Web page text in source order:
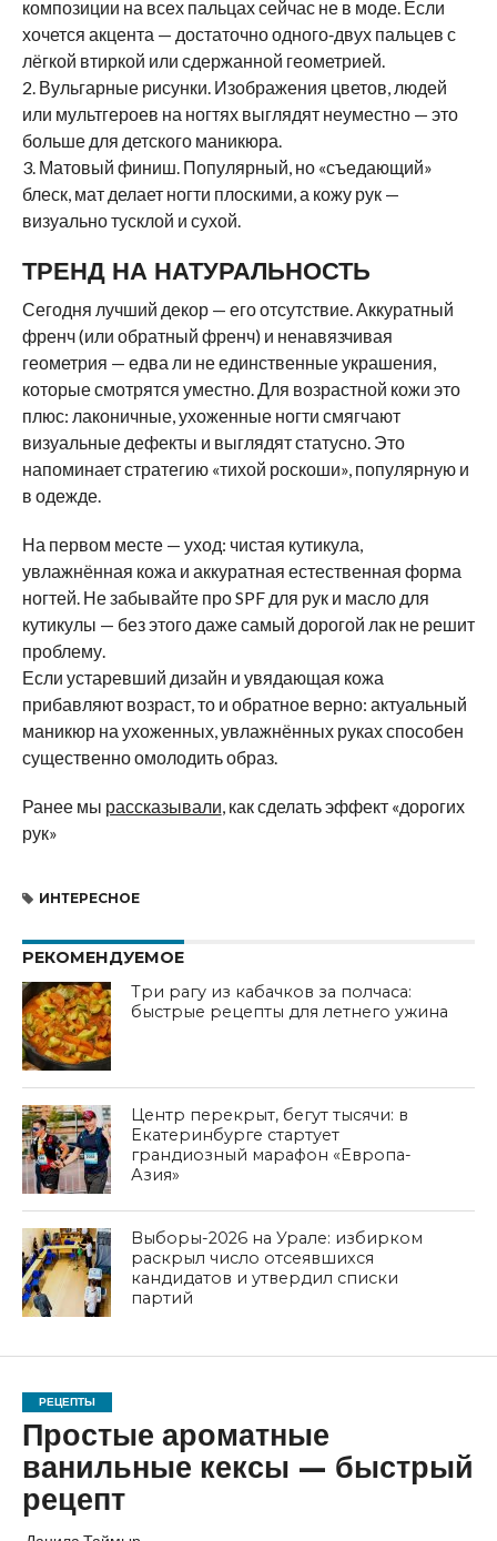
композиции на всех пальцах сейчас не в моде. Если
хочется акцента — достаточно одного‑двух пальцев с
лёгкой втиркой или сдержанной геометрией.
2. Вульгарные рисунки. Изображения цветов, людей
или мультгероев на ногтях выглядят неуместно — это
больше для детского маникюра.
3. Матовый финиш. Популярный, но «съедающий»
блеск, мат делает ногти плоскими, а кожу рук —
визуально тусклой и сухой.
ТРЕНД НА НАТУРАЛЬНОСТЬ
Сегодня лучший декор — его отсутствие. Аккуратный
френч (или обратный френч) и ненавязчивая
геометрия — едва ли не единственные украшения,
которые смотрятся уместно. Для возрастной кожи это
плюс: лаконичные, ухоженные ногти смягчают
визуальные дефекты и выглядят статусно. Это
напоминает стратегию «тихой роскоши», популярную и
в одежде.
На первом месте — уход: чистая кутикула,
увлажнённая кожа и аккуратная естественная форма
ногтей. Не забывайте про SPF для рук и масло для
кутикулы — без этого даже самый дорогой лак не решит
проблему.
Если устаревший дизайн и увядающая кожа
прибавляют возраст, то и обратное верно: актуальный
маникюр на ухоженных, увлажнённых руках способен
существенно омолодить образ.
Ранее мы рассказывали, как сделать эффект «дорогих
рук»
ИНТЕРЕСНОЕ
РЕКОМЕНДУЕМОЕ
Три рагу из кабачков за полчаса:
быстрые рецепты для летнего ужина
Центр перекрыт, бегут тысячи: в
Екатеринбурге стартует
грандиозный марафон «Европа-
Азия»
Выборы-2026 на Урале: избирком
раскрыл число отсеявшихся
кандидатов и утвердил списки
партий
РЕЦЕПТЫ
Простые ароматные
ванильные кексы — быстрый
рецепт